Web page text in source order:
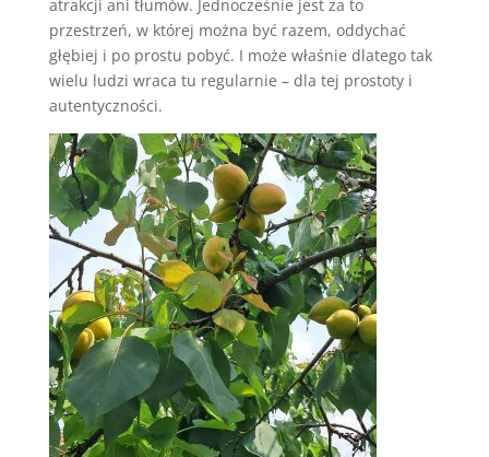
atrakcji ani tłumów. Jednocześnie jest za to
przestrzeń, w której można być razem, oddychać
głębiej i po prostu pobyć. I może właśnie dlatego tak
wielu ludzi wraca tu regularnie – dla tej prostoty i
autentyczności.